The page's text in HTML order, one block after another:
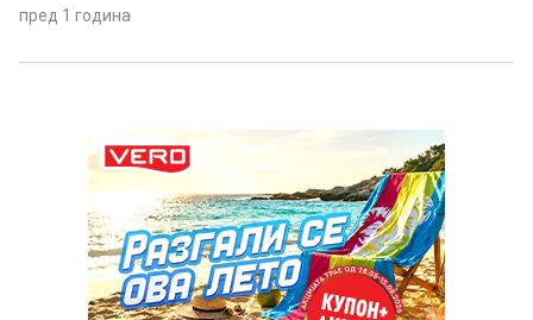
Ѓорчевска. Таткото на Вања, Александар Ѓорчевски, за
гиднапирањето на неговата ќерка е ослободен од
пред 1 година